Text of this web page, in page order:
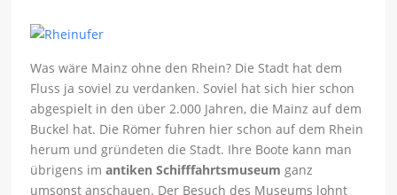
Was wäre Mainz ohne den Rhein? Die Stadt hat dem
Fluss ja soviel zu verdanken. Soviel hat sich hier schon
abgespielt in den über 2.000 Jahren, die Mainz auf dem
Buckel hat. Die Römer fuhren hier schon auf dem Rhein
herum und gründeten die Stadt. Ihre Boote kann man
übrigens imantiken Schifffahrtsmuseum ganz
umsonst anschauen. Der Besuch des Museums lohnt